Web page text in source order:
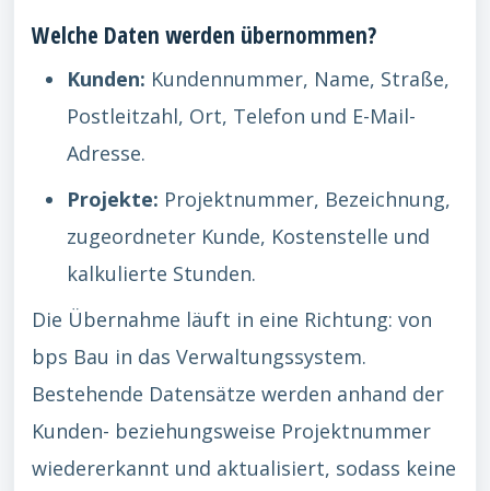
Welche Daten werden übernommen?
Kunden: Kundennummer, Name, Straße,
Postleitzahl, Ort, Telefon und E-Mail-
Adresse.
Projekte: Projektnummer, Bezeichnung,
zugeordneter Kunde, Kostenstelle und
kalkulierte Stunden.
Die Übernahme läuft in eine Richtung: von
bps Bau in das Verwaltungssystem.
Bestehende Datensätze werden anhand der
Kunden- beziehungsweise Projektnummer
wiedererkannt und aktualisiert, sodass keine